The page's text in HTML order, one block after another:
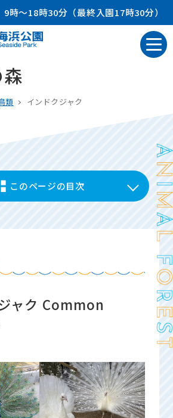
9時～18時30分（最終入園17時30分）
類 インドクジャク
このページの目次
ャク Common